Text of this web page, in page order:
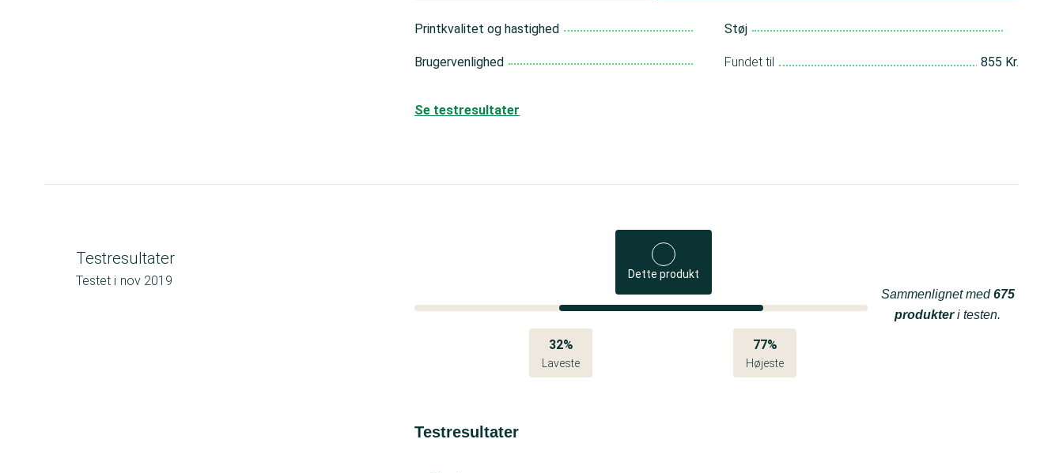
Printkvalitet og hastighed
Brugervenlighed
Støj
Fundet til 855 Kr.
Se testresultater
Testresultater
Testet i nov 2019 Dette produkt
32%
Laveste
77%
Højeste
Sammenlignet med675
produkteri testen.
Testresultater